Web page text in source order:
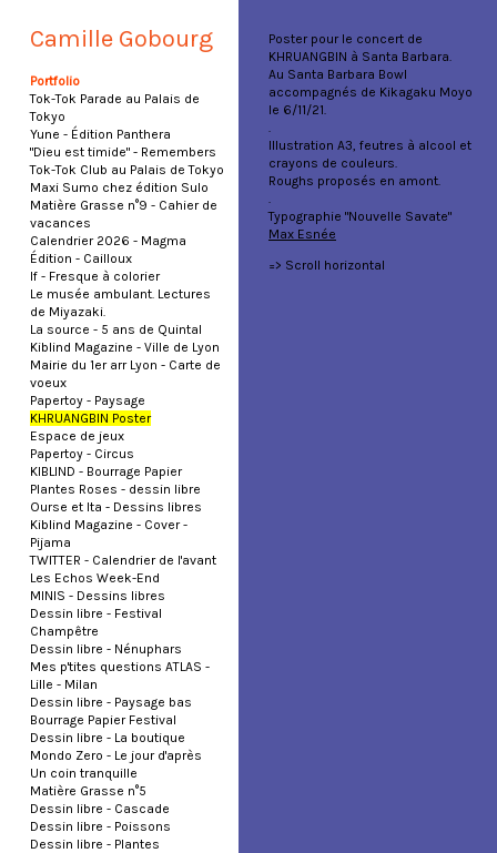
Camille Gobourg
Portfolio
Tok-Tok Parade au Palais de
Tokyo
Yune - Édition Panthera
"Dieu est timide" - Remembers
Tok-Tok Club au Palais de Tokyo
Maxi Sumo chez édition Sulo
Matière Grasse n°9 - Cahier de
vacances
Calendrier 2026 - Magma
Édition - Cailloux
If - Fresque à colorier
Le musée ambulant. Lectures
de Miyazaki.
La source - 5 ans de Quintal
Kiblind Magazine - Ville de Lyon
Mairie du 1er arr Lyon - Carte de
voeux
Papertoy - Paysage
KHRUANGBIN Poster
Espace de jeux
Papertoy - Circus
KIBLIND - Bourrage Papier
Plantes Roses - dessin libre
Ourse et Ita - Dessins libres
Kiblind Magazine - Cover -
Pijama
TWITTER - Calendrier de l'avant
Les Echos Week-End
MINIS - Dessins libres
Dessin libre - Festival
Champêtre
Dessin libre - Nénuphars
Mes p'tites questions ATLAS -
Lille - Milan
Dessin libre - Paysage bas
Bourrage Papier Festival
Dessin libre - La boutique
Mondo Zero - Le jour d'après
Un coin tranquille
Matière Grasse n°5
Dessin libre - Cascade
Dessin libre - Poissons
Dessin libre - Plantes
Poster pour le concert de
KHRUANGBIN à Santa Barbara.
Au Santa Barbara Bowl
accompagnés de Kikagaku Moyo
le 6/11/21.
.
Illustration A3, feutres à alcool et
crayons de couleurs.
Roughs proposés en amont.
.
Typographie "Nouvelle Savate"
Max Esnée
=> Scroll horizontal